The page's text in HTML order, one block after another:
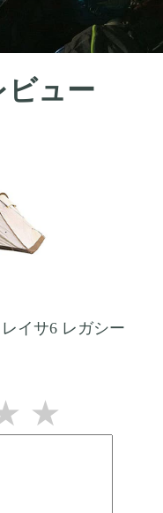
ビュー
イサ6 レガシー
★